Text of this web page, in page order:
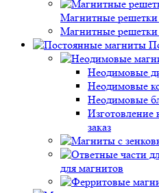
Магнитные решетки
Магнитные решетки
Неодимовые
Неодимовые
Неодимовые
заказ
для магнитов